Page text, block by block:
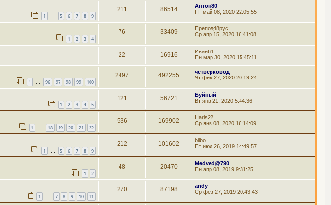
1 5 6 7 8 9
211 86514
Антон80
Пт май 08, 2020 22:05:55
1 2 3 4
76 33409
Препод48рус
Ср апр 15, 2020 16:41:08
22 16916
Иван64
Пн мар 30, 2020 15:45:11
1 … 96 97 98 99 100
2497 492255
четвёрковод
Чт фев 27, 2020 20:19:24
1 2 3 4 5
121 56721
Буйный
Вт янв 21, 2020 5:44:36
1 … 18 19 20 21 22
536 169902
Haris22
Ср янв 08, 2020 16:14:09
1 … 5 6 7 8 9
212 101602
bilbo
Пт июл 26, 2019 14:49:57
1 2
48 20470
Medved@790
Пн апр 08, 2019 9:31:25
1 … 7 8 9 10 11
270 87198
andy
Ср фев 27, 2019 20:43:43